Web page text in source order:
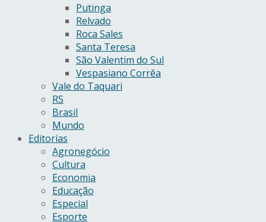
Putinga
Relvado
Roca Sales
Santa Teresa
São Valentim do Sul
Vespasiano Corrêa
Vale do Taquari
RS
Brasil
Mundo
Editorias
Agronegócio
Cultura
Economia
Educação
Especial
Esporte